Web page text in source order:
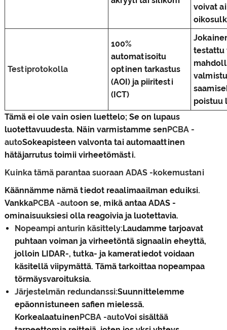
voivat
Testiprotokolla
100%
automatisoitu
optinen tarkastus
(AOI) ja piiritesti
(ICT)
testattu
poistuu
Tämä ei ole vain osien luettelo; Se on lupaus
luotettavuudesta. Näin varmistamme senPCBA -
autoSokeapisteen valvonta tai automaattinen
hätäjarrutus toimii virheetömästi.
Kuinka tämä parantaa suoraan ADAS -kokemustani
Käännämme nämä tiedot reaalimaailman eduiksi.
VankkaPCBA -autoon se, mikä antaa ADAS -
ominaisuuksiesi olla reagoivia ja luotettavia.
Nopeampi anturin käsittely:Laudamme tarjoavat
puhtaan voiman ja virheetöntä signaalin eheyttä,
jolloin LIDAR-, tutka- ja kameratiedot voidaan
käsitellä viipymättä. Tämä tarkoittaa nopeampaa
törmäysvaroituksia.
Järjestelmän redundanssi:Suunnittelemme
epäonnistuneen safien mielessä.
KorkealaatuinenPCBA -autoVoi sisältää